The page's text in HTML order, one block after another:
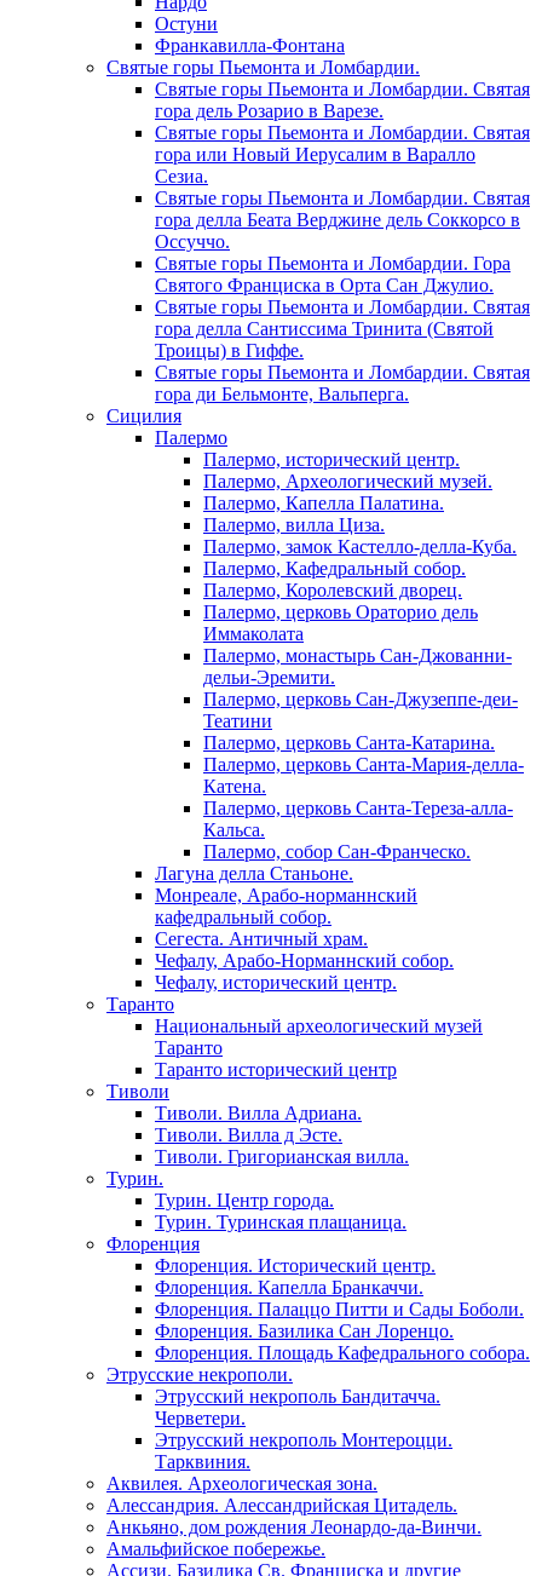
Остуни
Франкавилла-Фонтана
Святые горы Пьемонта и Ломбардии.
Святые горы Пьемонта и Ломбардии. Святая
гора дель Розарио в Варезе.
Святые горы Пьемонта и Ломбардии. Святая
гора или Новый Иерусалим в Варалло
Сезиа.
Святые горы Пьемонта и Ломбардии. Святая
гора делла Беата Верджине дель Соккорсо в
Оссуччо.
Святые горы Пьемонта и Ломбардии. Гора
Святого Франциска в Орта Сан Джулио.
Святые горы Пьемонта и Ломбардии. Святая
гора делла Сантиссима Тринита (Святой
Троицы) в Гиффе.
Святые горы Пьемонта и Ломбардии. Святая
гора ди Бельмонте, Вальперга.
Сицилия
Палермо
Палермо, исторический центр.
Палермо, Археологический музей.
Палермо, Капелла Палатина.
Палермо, вилла Циза.
Палермо, замок Кастелло-делла-Куба.
Палермо, Кафедральный собор.
Палермо, Королевский дворец.
Палермо, церковь Ораторио дель
Иммаколата
Палермо, монастырь Сан-Джованни-
дельи-Эремити.
Палермо, церковь Сан-Джузеппе-деи-
Театини
Палермо, церковь Санта-Катарина.
Палермо, церковь Санта-Мария-делла-
Катена.
Палермо, церковь Санта-Тереза-алла-
Кальса.
Палермо, собор Сан-Франческо.
Лагуна делла Станьоне.
Монреале, Арабо-норманнский
кафедральный собор.
Сегеста. Античный храм.
Чефалу, Арабо-Норманнский собор.
Чефалу, исторический центр.
Таранто
Национальный археологический музей
Таранто
Таранто исторический центр
Тиволи
Тиволи. Вилла Адриана.
Тиволи. Вилла д Эсте.
Тиволи. Григорианская вилла.
Турин.
Турин. Центр города.
Турин. Туринская плащаница.
Флоренция
Флоренция. Исторический центр.
Флоренция. Капелла Бранкаччи.
Флоренция. Палаццо Питти и Сады Боболи.
Флоренция. Базилика Сан Лоренцо.
Флоренция. Площадь Кафедрального собора.
Этрусские некрополи.
Этрусский некрополь Бандитачча.
Черветери.
Этрусский некрополь Монтероцци.
Тарквиния.
Аквилея. Археологическая зона.
Алессандрия. Алессандрийская Цитадель.
Анкьяно, дом рождения Леонардо-да-Винчи.
Амальфийское побережье.
Ассизи. Базилика Св. Франциска и другие